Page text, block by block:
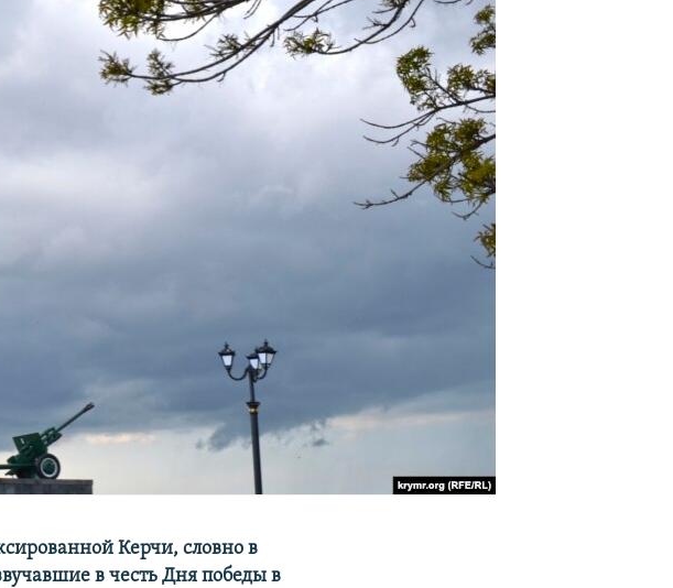
Керчи, словно в
в честь Дня победы в